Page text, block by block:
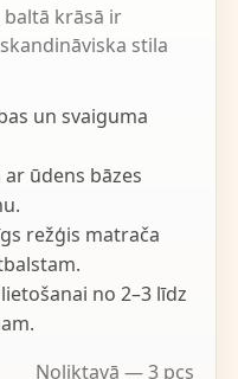
krāsā ir
stila
un svaiguma
ūdens bāzes
režģis matrača
no 2–3 līdz
Noliktavā — 3 pcs